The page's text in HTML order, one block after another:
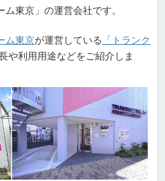
東京」の運営会社です。
ム東京が運営している
「トランク
や利用用途などをご紹介しま